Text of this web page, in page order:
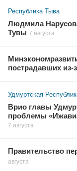
Республика Тыва
Людмила
Тувы 7 августа
пострадавших из-
Удмуртская
Врио главы
проблемы
7 августа
Правительство
августа